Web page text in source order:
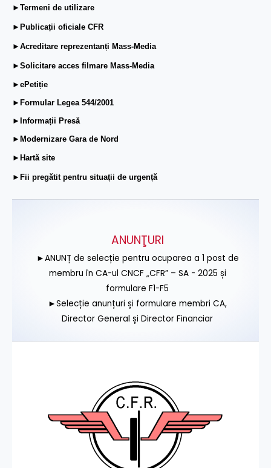
►Termeni de utilizare
►Publicații oficiale CFR
►Acreditare reprezentanți Mass-Media
►Solicitare acces filmare Mass-Media
►ePetiție
►Formular Legea 544/2001
►Informații Presă
►Modernizare Gara de Nord
►Hartă site
►Fii pregătit pentru situații de urgență
ANUNŢURI
►ANUNȚ de selecție pentru ocuparea a 1 post de
membru în CA-ul CNCF „CFR” – SA - 2025 și
formulare F1-F5
►Selecție anunțuri și formulare membri CA,
Director General și Director Financiar